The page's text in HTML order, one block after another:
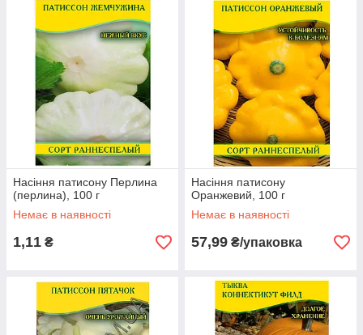
Насіння патисону Перлина
(перлина), 100 г
Немає в наявності
1,11 ₴
Насіння патисону
Оранжевий, 100 г
Немає в наявності
57,99 ₴/упаковка